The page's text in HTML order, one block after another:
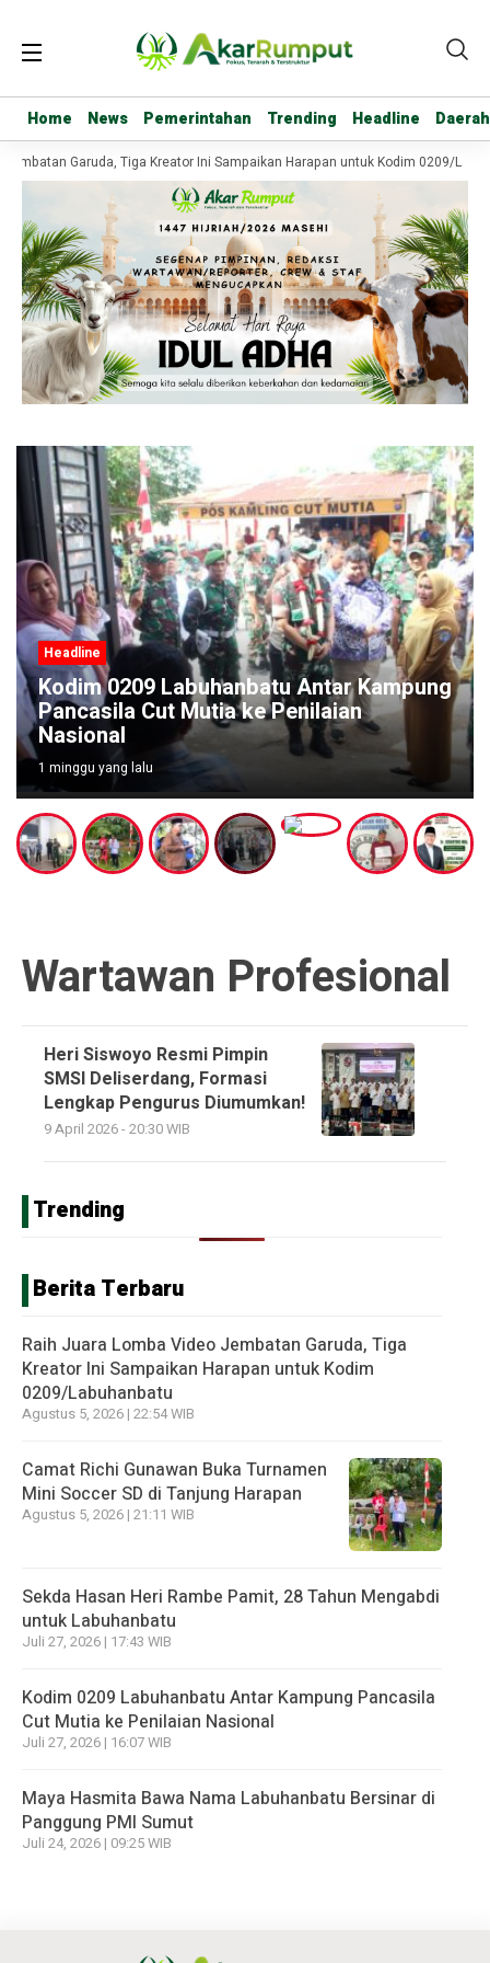
Home News Pemerintahan Trending Headline Daerah
Home News Pemerintahan Trending Headline Daerah
Garuda, Tiga Kreator Ini Sampaikan Harapan untuk Kodim 0209/
Headline
Kodim 0209 Labuhanbatu Antar Kampung
Pancasila Cut Mutia ke Penilaian
Nasional
1 minggu yang lalu
Wartawan Profesional
Heri Siswoyo Resmi Pimpin
SMSI Deliserdang, Formasi
Lengkap Pengurus Diumumkan!
9 April 2026 - 20:30 WIB
Trending
Berita Terbaru
Raih Juara Lomba Video Jembatan Garuda, Tiga
Kreator Ini Sampaikan Harapan untuk Kodim
0209/Labuhanbatu
Agustus 5, 2026 | 22:54 WIB
Camat Richi Gunawan Buka Turnamen
Mini Soccer SD di Tanjung Harapan
Agustus 5, 2026 | 21:11 WIB
Sekda Hasan Heri Rambe Pamit, 28 Tahun Mengabdi
untuk Labuhanbatu
Juli 27, 2026 | 17:43 WIB
Kodim 0209 Labuhanbatu Antar Kampung Pancasila
Cut Mutia ke Penilaian Nasional
Juli 27, 2026 | 16:07 WIB
Maya Hasmita Bawa Nama Labuhanbatu Bersinar di
Panggung PMI Sumut
Juli 24, 2026 | 09:25 WIB